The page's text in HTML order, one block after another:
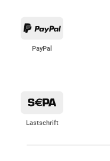
PayPal
Lastschrift